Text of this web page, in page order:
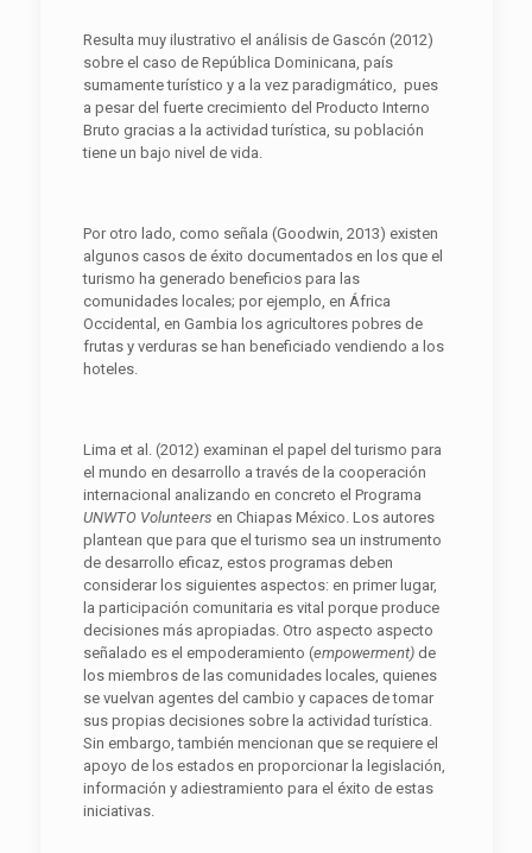
Resulta muy ilustrativo el análisis de Gascón (2012)
sobre el caso de República Dominicana, país
sumamente turístico y a la vez paradigmático, pues
a pesar del fuerte crecimiento del Producto Interno
Bruto gracias a la actividad turística, su población
tiene un bajo nivel de vida.
Por otro lado, como señala (Goodwin, 2013) existen
algunos casos de éxito documentados en los que el
turismo ha generado beneficios para las
comunidades locales; por ejemplo, en África
Occidental, en Gambia los agricultores pobres de
frutas y verduras se han beneficiado vendiendo a los
hoteles.
Lima et al. (2012) examinan el papel del turismo para
el mundo en desarrollo a través de la cooperación
internacional analizando en concreto el Programa
UNWTO Volunteers en Chiapas México. Los autores
plantean que para que el turismo sea un instrumento
de desarrollo eficaz, estos programas deben
considerar los siguientes aspectos: en primer lugar,
la participación comunitaria es vital porque produce
decisiones más apropiadas. Otro aspecto aspecto
señalado es el empoderamiento (empowerment) de
los miembros de las comunidades locales, quienes
se vuelvan agentes del cambio y capaces de tomar
sus propias decisiones sobre la actividad turística.
Sin embargo, también mencionan que se requiere el
apoyo de los estados en proporcionar la legislación,
información y adiestramiento para el éxito de estas
iniciativas.